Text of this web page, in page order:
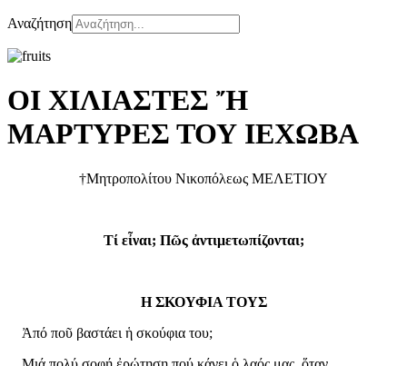
Αναζήτηση
ΟΙ ΧΙΛΙΑΣΤΕΣ Ἤ
ΜΑΡΤΥΡΕΣ ΤΟΥ ΙΕΧΩΒΑ
†Μητροπολίτου Νικοπόλεως ΜΕΛΕΤΙΟΥ
Τί εἶναι; Πῶς ἀντιμετωπίζονται;
Η ΣΚΟΥΦΙΑ ΤΟΥΣ
Ἀπό ποῦ βαστάει ἡ σκούφια του;